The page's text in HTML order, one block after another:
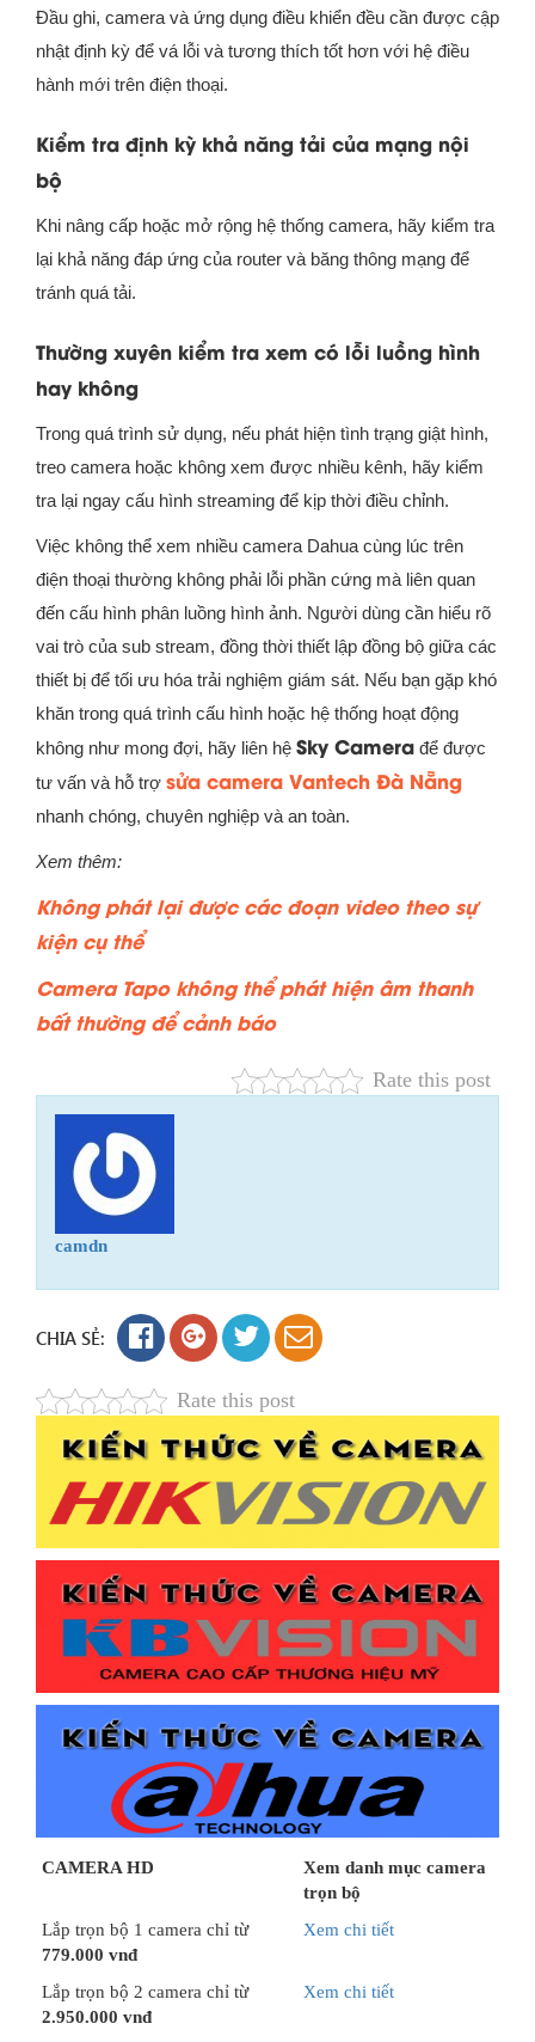
Đầu ghi, camera và ứng dụng điều khiển đều cần được cập
nhật định kỳ để vá lỗi và tương thích tốt hơn với hệ điều
hành mới trên điện thoại.
Kiểm tra định kỳ khả năng tải của mạng nội
bộ
Khi nâng cấp hoặc mở rộng hệ thống camera, hãy kiểm tra
lại khả năng đáp ứng của router và băng thông mạng để
tránh quá tải.
Thường xuyên kiểm tra xem có lỗi luồng hình
hay không
Trong quá trình sử dụng, nếu phát hiện tình trạng giật hình,
treo camera hoặc không xem được nhiều kênh, hãy kiểm
tra lại ngay cấu hình streaming để kịp thời điều chỉnh.
Việc không thể xem nhiều camera Dahua cùng lúc trên
điện thoại thường không phải lỗi phần cứng mà liên quan
đến cấu hình phân luồng hình ảnh. Người dùng cần hiểu rõ
vai trò của sub stream, đồng thời thiết lập đồng bộ giữa các
thiết bị để tối ưu hóa trải nghiệm giám sát. Nếu bạn gặp khó
khăn trong quá trình cấu hình hoặc hệ thống hoạt động
không như mong đợi, hãy liên hệ Sky Camera để được
tư vấn và hỗ trợ sửa camera Vantech Đà Nẵng
nhanh chóng, chuyên nghiệp và an toàn.
Xem thêm:
Không phát lại được các đoạn video theo sự
kiện cụ thể
Camera Tapo không thể phát hiện âm thanh
bất thường để cảnh báo
Rate this post
camdn
CHIA SẺ:
Rate this post
CAMERA HD
Xem danh mục camera
trọn bộ
Lắp trọn bộ 1 camera chỉ từ
779.000 vnđ
Xem chi tiết
Lắp trọn bộ 2 camera chỉ từ
2.950.000 vnđ
Xem chi tiết